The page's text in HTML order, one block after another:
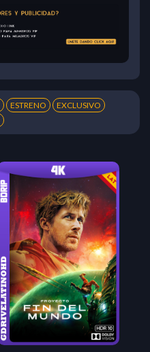
ESTRENO
EXCLUSIVO